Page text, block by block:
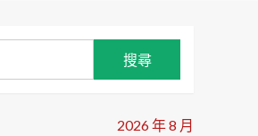
2026 年 8 月